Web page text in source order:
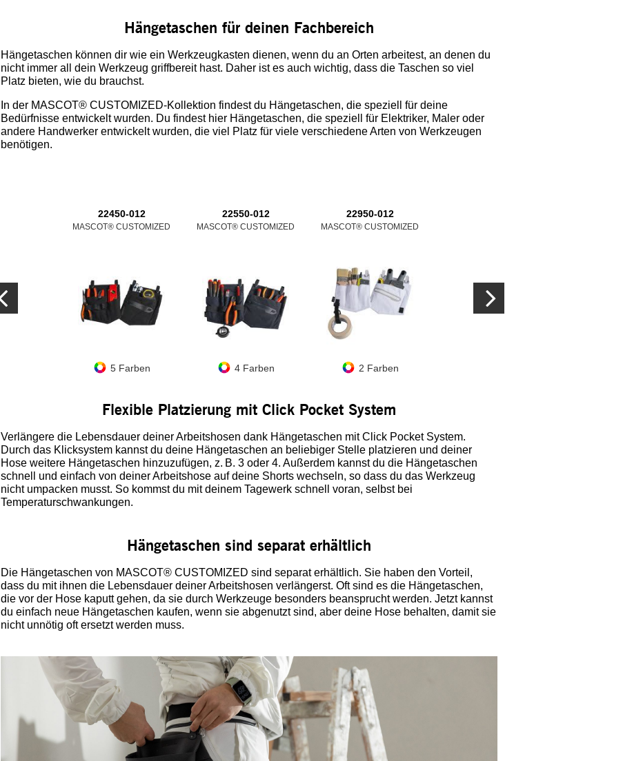
Hängetaschen für deinen Fachbereich
Hängetaschen können dir wie ein Werkzeugkasten dienen, wenn du an Orten arbeitest, an denen du
nicht immer all dein Werkzeug griffbereit hast. Daher ist es auch wichtig, dass die Taschen so viel
Platz bieten, wie du brauchst.
In der MASCOT® CUSTOMIZED-Kollektion findest du Hängetaschen, die speziell für deine
Bedürfnisse entwickelt wurden. Du findest hier Hängetaschen, die speziell für Elektriker, Maler oder
andere Handwerker entwickelt wurden, die viel Platz für viele verschiedene Arten von Werkzeugen
benötigen.
22450-012
MASCOT® CUSTOMIZED
5 Farben
22550-012
MASCOT® CUSTOMIZED
4 Farben
22950-012
MASCOT® CUSTOMIZED
2 Farben
Flexible Platzierung mit Click Pocket System
Verlängere die Lebensdauer deiner Arbeitshosen dank Hängetaschen mit Click Pocket System.
Durch das Klicksystem kannst du deine Hängetaschen an beliebiger Stelle platzieren und deiner
Hose weitere Hängetaschen hinzuzufügen, z. B. 3 oder 4. Außerdem kannst du die Hängetaschen
schnell und einfach von deiner Arbeitshose auf deine Shorts wechseln, so dass du das Werkzeug
nicht umpacken musst. So kommst du mit deinem Tagewerk schnell voran, selbst bei
Temperaturschwankungen.
Hängetaschen sind separat erhältlich
Die Hängetaschen von MASCOT® CUSTOMIZED sind separat erhältlich. Sie haben den Vorteil,
dass du mit ihnen die Lebensdauer deiner Arbeitshosen verlängerst. Oft sind es die Hängetaschen,
die vor der Hose kaputt gehen, da sie durch Werkzeuge besonders beansprucht werden. Jetzt kannst
du einfach neue Hängetaschen kaufen, wenn sie abgenutzt sind, aber deine Hose behalten, damit sie
nicht unnötig oft ersetzt werden muss.